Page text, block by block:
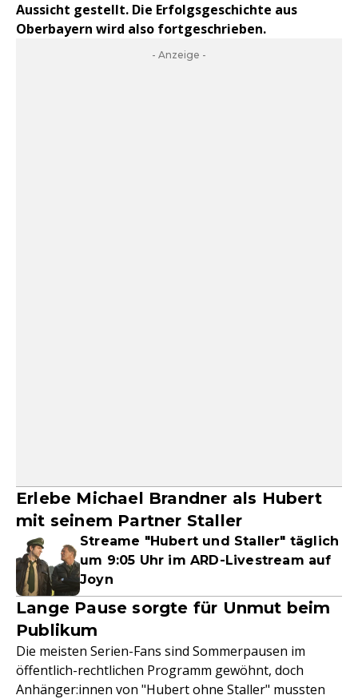
Aussicht gestellt. Die Erfolgsgeschichte aus
Oberbayern wird also fortgeschrieben.
- Anzeige -
Erlebe Michael Brandner als Hubert
mit seinem Partner Staller
Streame "Hubert und Staller" täglich
um 9:05 Uhr im ARD-Livestream auf
Joyn
Lange Pause sorgte für Unmut beim
Publikum
Die meisten Serien-Fans sind Sommerpausen im
öffentlich-rechtlichen Programm gewöhnt, doch
Anhänger:innen von "Hubert ohne Staller" mussten